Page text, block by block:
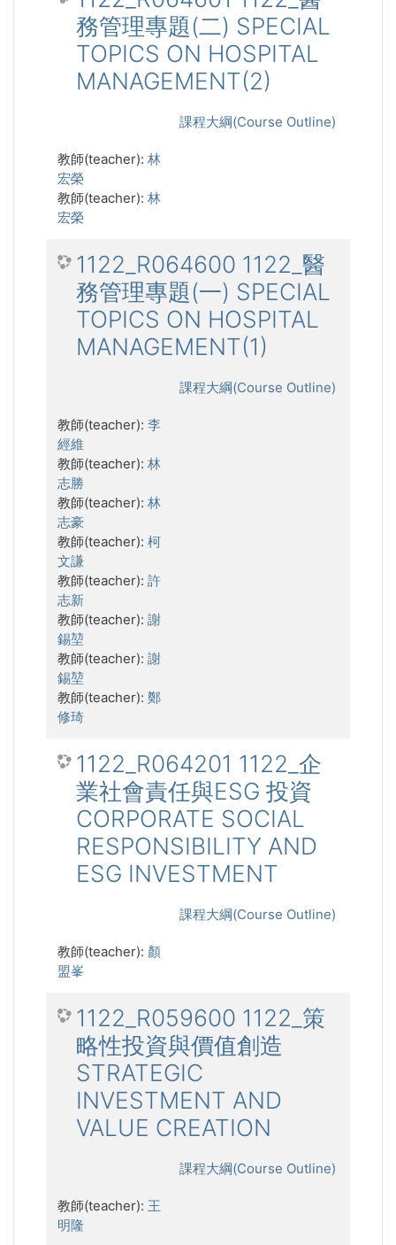
務管理專題(二) SPECIAL
TOPICS ON HOSPITAL
MANAGEMENT(2)
課程大綱(Course Outline)
教師(teacher): 林
宏榮
教師(teacher): 林
宏榮
1122_R064600 1122_醫
務管理專題(一) SPECIAL
TOPICS ON HOSPITAL
MANAGEMENT(1)
課程大綱(Course Outline)
教師(teacher): 李
經維
教師(teacher): 林
志勝
教師(teacher): 林
志豪
教師(teacher): 柯
文謙
教師(teacher): 許
志新
教師(teacher): 謝
錫堃
教師(teacher): 謝
錫堃
教師(teacher): 鄭
修琦
1122_R064201 1122_企
業社會責任與ESG 投資
CORPORATE SOCIAL
RESPONSIBILITY AND
ESG INVESTMENT
課程大綱(Course Outline)
教師(teacher): 顏
盟峯
1122_R059600 1122_策
略性投資與價值創造
STRATEGIC
INVESTMENT AND
VALUE CREATION
課程大綱(Course Outline)
教師(teacher): 王
明隆